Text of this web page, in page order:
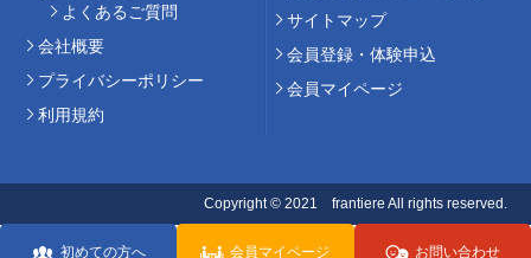
初めての方へ 会員マイページ お問い合わせ
よくあるご質問
会社概要
プライバシーポリシー
利用規約
サイトマップ
会員登録・体験申込
会員マイページ
Copyright © 2021 frantiere All rights reserved.